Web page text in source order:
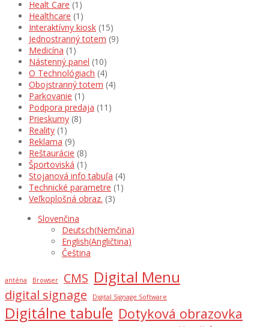
Healt Care (1)
Healthcare (1)
Interaktívny kiosk (15)
Jednostranný totem (9)
Medicína (1)
Nástenný panel (10)
O Technológiach (4)
Obojstranný totem (4)
Parkovanie (1)
Podpora predaja (11)
Prieskumy (8)
Reality (1)
Reklama (9)
Reštaurácie (8)
Športoviská (1)
Stojanová info tabuľa (4)
Technické parametre (1)
Veľkoplošná obraz. (3)
Slovenčina
Deutsch(Nemčina)
English(Angličtina)
Čeština
anténa Browser CMS Digital Menu
digital signage Digital Signage Software
Digitálne tabuľe Dotyková obrazovka